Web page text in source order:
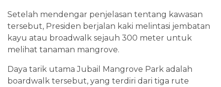
Setelah mendengar penjelasan tentang kawasan
tersebut, Presiden berjalan kaki melintasi jembatan
kayu atau broadwalk sejauh 300 meter untuk
melihat tanaman mangrove.
Daya tarik utama Jubail Mangrove Park adalah
boardwalk tersebut, yang terdiri dari tiga rute